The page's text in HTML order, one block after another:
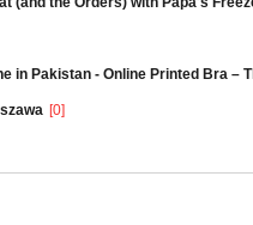
in Pakistan - Online Printed Bra –
[0]